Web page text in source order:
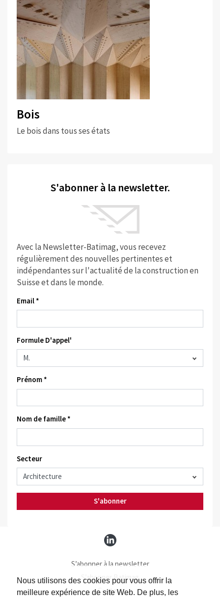
Nous utilisons des cookies pour vous offrir la
meilleure expérience de site Web. De plus, les
Bois
Le bois dans tous ses états
S'abonner à la newsletter.
Avec la Newsletter-Batimag, vous recevez
régulièrement des nouvelles pertinentes et
indépendantes sur l'actualité de la construction en
Suisse et dans le monde.
Email *
Formule D'appel'
Prénom *
Nom de famille *
Secteur
S'abonner
S’abonner à la newsletter
S’abonner Batimag
Contact